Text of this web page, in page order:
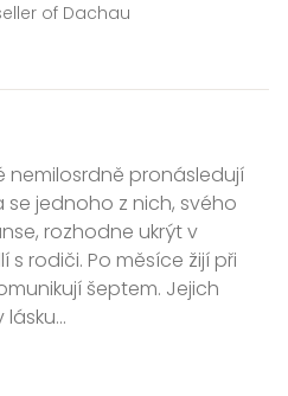
of Dachau
pronásledují
jednoho z nich, svého
rozhodne ukrýt v
rodiči. Po měsíce žijí při
šeptem. Jejich